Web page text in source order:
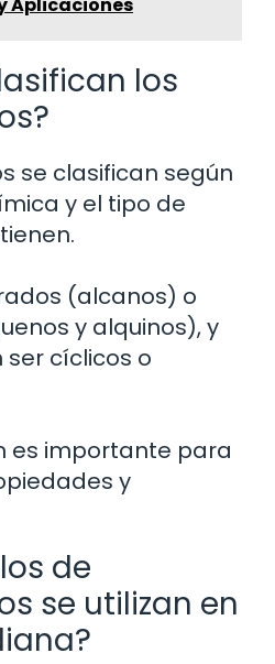
los
se clasifican según
y el tipo de
(alcanos) o
y alquinos), y
cíclicos o
es importante para
y
de
se utilizan en